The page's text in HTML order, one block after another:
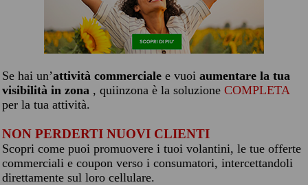
Se hai un’attività commerciale e vuoi aumentare la tua
visibilità in zona , quiinzona è la soluzione COMPLETA
per la tua attività.
NON PERDERTI NUOVI CLIENTI
Scopri come puoi promuovere i tuoi volantini, le tue offerte
commerciali e coupon verso i consumatori, intercettandoli
direttamente sul loro cellulare.